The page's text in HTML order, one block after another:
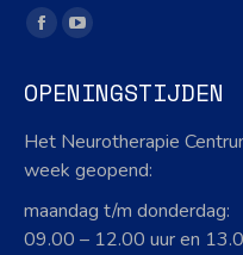
Vind ons op:
Facebook
opens
in
new
YouTube
opens
new
OPENINGSTIJDEN
Het Neurotherapie
week geopend:
maandag t/m donderdag:
09.00 – 12.00 uur en